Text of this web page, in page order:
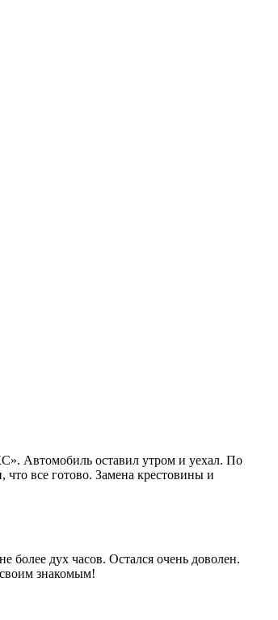
Автомобиль оставил утром и уехал. По
что все готово. Замена крестовины и
более дух часов. Остался очень доволен.
знакомым!